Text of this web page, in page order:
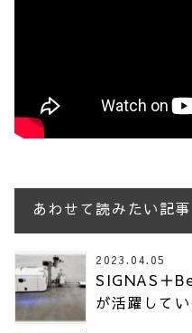
あわせて読みたい記事
2023.04.05
SIGNAS＋
が活躍して